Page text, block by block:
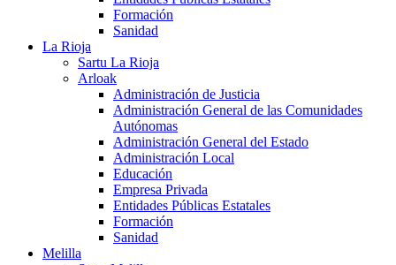
Formación
Sanidad
La Rioja
Sartu La Rioja
Arloak
Administración de Justicia
Administración General de las Comunidades
Autónomas
Administración General del Estado
Administración Local
Educación
Empresa Privada
Entidades Públicas Estatales
Formación
Sanidad
Melilla